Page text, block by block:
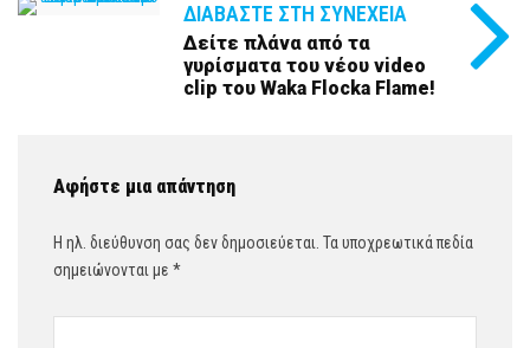
ΔΙΑΒΆΣΤΕ ΣΤΗ ΣΥΝΈΧΕΙΑ
Δείτε πλάνα από τα
γυρίσματα του νέου video
clip του Waka Flocka Flame!
Αφήστε μια απάντηση
Η ηλ. διεύθυνση σας δεν δημοσιεύεται. Τα υποχρεωτικά πεδία
σημειώνονται με *